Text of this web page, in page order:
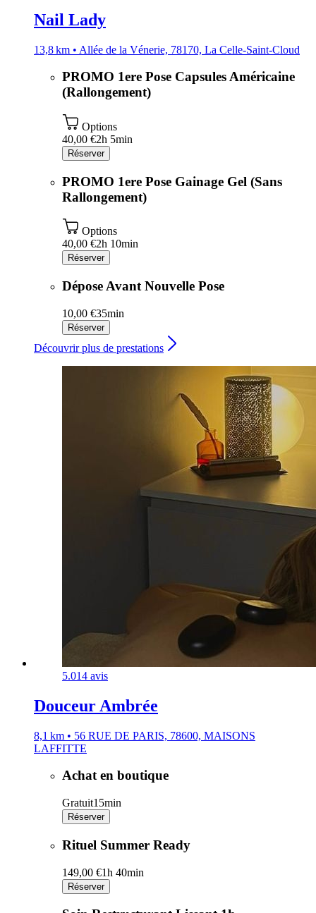
Nail Lady
13,8 km • Allée de la Vénerie, 78170, La Celle-Saint-Cloud
PROMO 1ere Pose Capsules Américaine
(Rallongement)
Options
40,00 €2h 5min
Réserver
PROMO 1ere Pose Gainage Gel (Sans
Rallongement)
Options
40,00 €2h 10min
Réserver
Dépose Avant Nouvelle Pose
10,00 €35min
Réserver
Découvrir plus de prestations
5.014 avis
Douceur Ambrée
8,1 km • 56 RUE DE PARIS, 78600, MAISONS
LAFFITTE
Achat en boutique
Gratuit15min
Réserver
Rituel Summer Ready
149,00 €1h 40min
Réserver